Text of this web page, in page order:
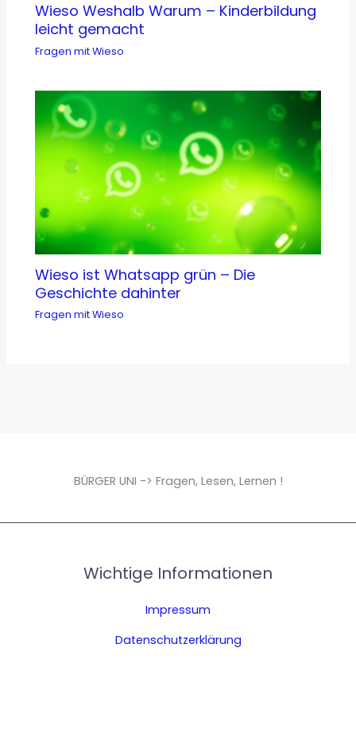
Wieso Weshalb Warum – Kinderbildung
leicht gemacht
Fragen mit Wieso
Wieso ist Whatsapp grün – Die
Geschichte dahinter
Fragen mit Wieso
BÜRGER UNI -> Fragen, Lesen, Lernen !
Wichtige Informationen
Impressum
Datenschutzerklärung